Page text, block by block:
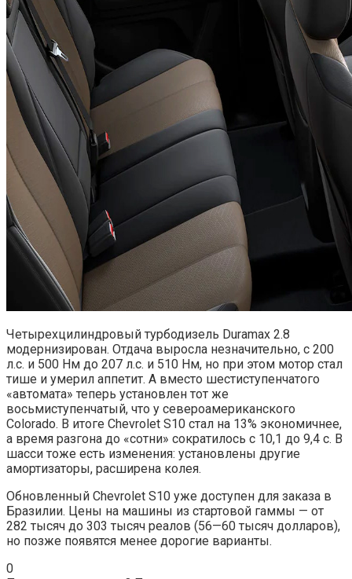
Четырехцилиндровый турбодизель Duramax 2.8
модернизирован. Отдача выросла незначительно, с 200
л.с. и 500 Нм до 207 л.с. и 510 Нм, но при этом мотор стал
тише и умерил аппетит. А вместо шестиступенчатого
«автомата» теперь установлен тот же
восьмиступенчатый, что у североамериканского
Colorado. В итоге Chevrolet S10 стал на 13% экономичнее,
а время разгона до «сотни» сократилось с 10,1 до 9,4 с. В
шасси тоже есть изменения: установлены другие
амортизаторы, расширена колея.
Обновленный Chevrolet S10 уже доступен для заказа в
Бразилии. Цены на машины из стартовой гаммы — от
282 тысяч до 303 тысяч реалов (56—60 тысяч долларов),
но позже появятся менее дорогие варианты.
0